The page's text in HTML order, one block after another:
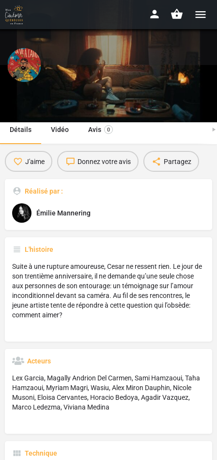
À la vie à l’amor
2022 - 15min
Détails Vidéo Avis 0
J'aime Donnez votre avis Partagez
Réalisé par :
Émilie Mannering
L'histoire
Suite à une rupture amoureuse, Cesar ne ressent rien. Le jour de
son trentième anniversaire, il ne demande qu’une seule chose
aux personnes de son entourage: un témoignage sur l’amour
inconditionnel devant sa caméra. Au fil de ses rencontres, le
jeune artiste tente de répondre à cette question qui l’obsède:
comment aimer?
Acteurs
Lex Garcia, Magally Andrion Del Carmen, Sami Hamzaoui, Taha
Hamzaoui, Myriam Magri, Wasiu, Alex Miron Dauphin, Nicole
Musoni, Eloisa Cervantes, Horacio Bedoya, Agadir Vazquez,
Marco Ledezma, Viviana Medina
Technique